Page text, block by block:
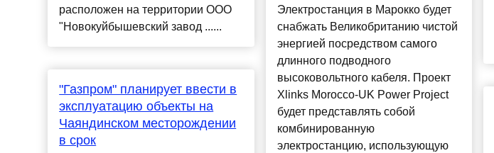
расположен на территории ООО
"Новокуйбышевский завод ......
"Газпром" планирует ввести в
эксплуатацию объекты на
Чаяндинском месторождении
в срок
Электростанция в Марокко будет
снабжать Великобританию чистой
энергией посредством самого
длинного подводного
высоковольтного кабеля. Проект
Xlinks Morocco-UK Power Project
будет представлять собой
комбинированную
электростанцию, использующую